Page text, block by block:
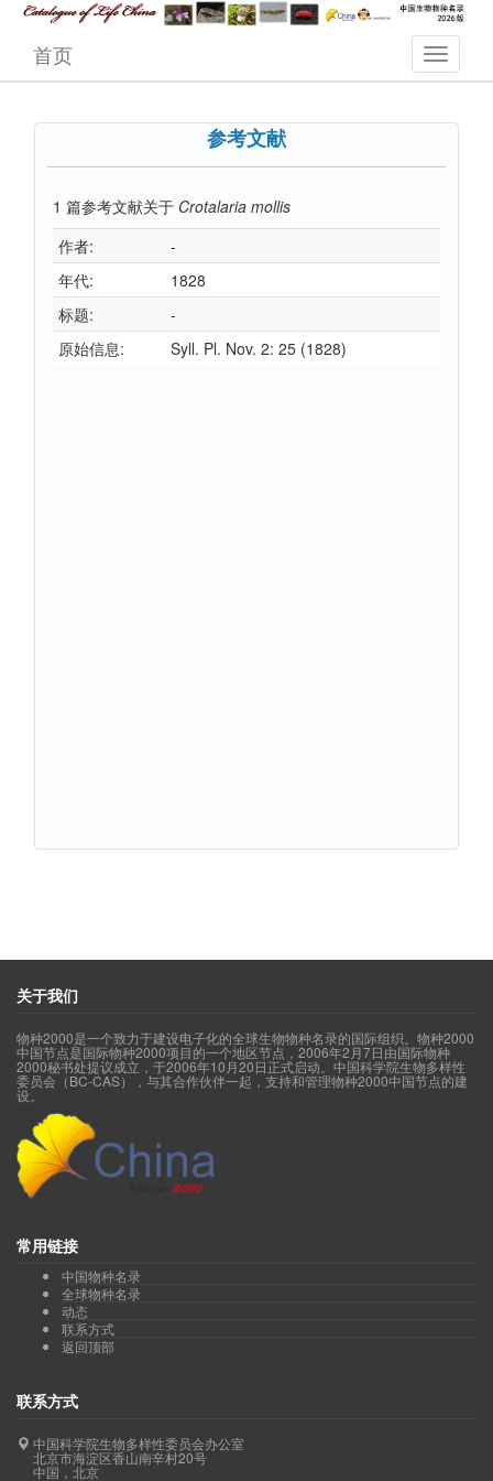
首页
参考文献
1 篇参考文献关于 Crotalaria mollis
作者:
-
年代:
1828
标题:
-
原始信息:
Syll. Pl. Nov. 2: 25 (1828)
关于我们
物种2000是一个致力于建设电子化的全球生物物种名录的国际组织。物种2000
中国节点是国际物种2000项目的一个地区节点，2006年2月7日由国际物种
2000秘书处提议成立，于2006年10月20日正式启动。中国科学院生物多样性
委员会（BC-CAS），与其合作伙伴一起，支持和管理物种2000中国节点的建
设。
常用链接
中国物种名录
全球物种名录
动态
联系方式
返回顶部
联系方式
中国科学院生物多样性委员会办公室
北京市海淀区香山南辛村20号
中国，北京